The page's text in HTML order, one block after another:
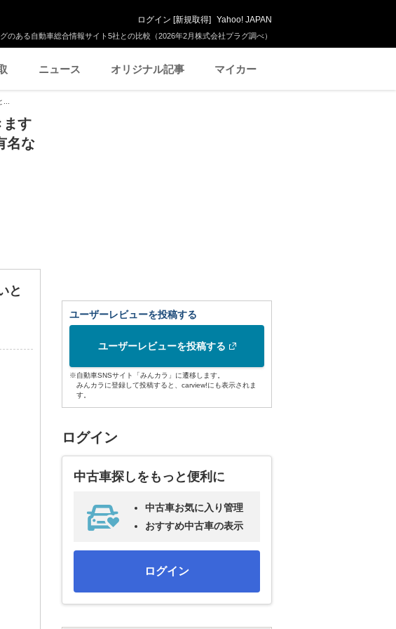
のある自動車総合情報サイト5社との比較（2026年2月株式会社プラグ調べ）
ログイン [新規取得] Yahoo! JAPAN
ニュース オリジナル記事 マイカー
ます
名な
と
ユーザーレビューを投稿する
ユーザーレビューを投稿する
※自動車SNSサイト「みんカラ」に遷移します。
みんカラに登録して投稿すると、carview!にも表示されま
す。
ログイン
中古車探しをもっと便利に
中古車お気に入り管理
おすすめ中古車の表示
ログイン